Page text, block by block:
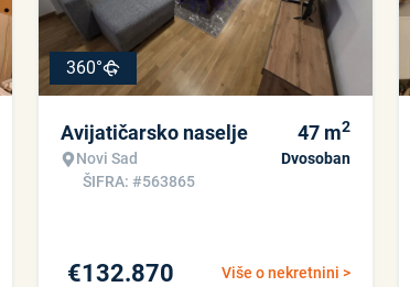
360°
Avijatičarsko naselje
Novi Sad
ŠIFRA: #563865
47 m2
Dvosoban
Više o nekretnini >
€132.870